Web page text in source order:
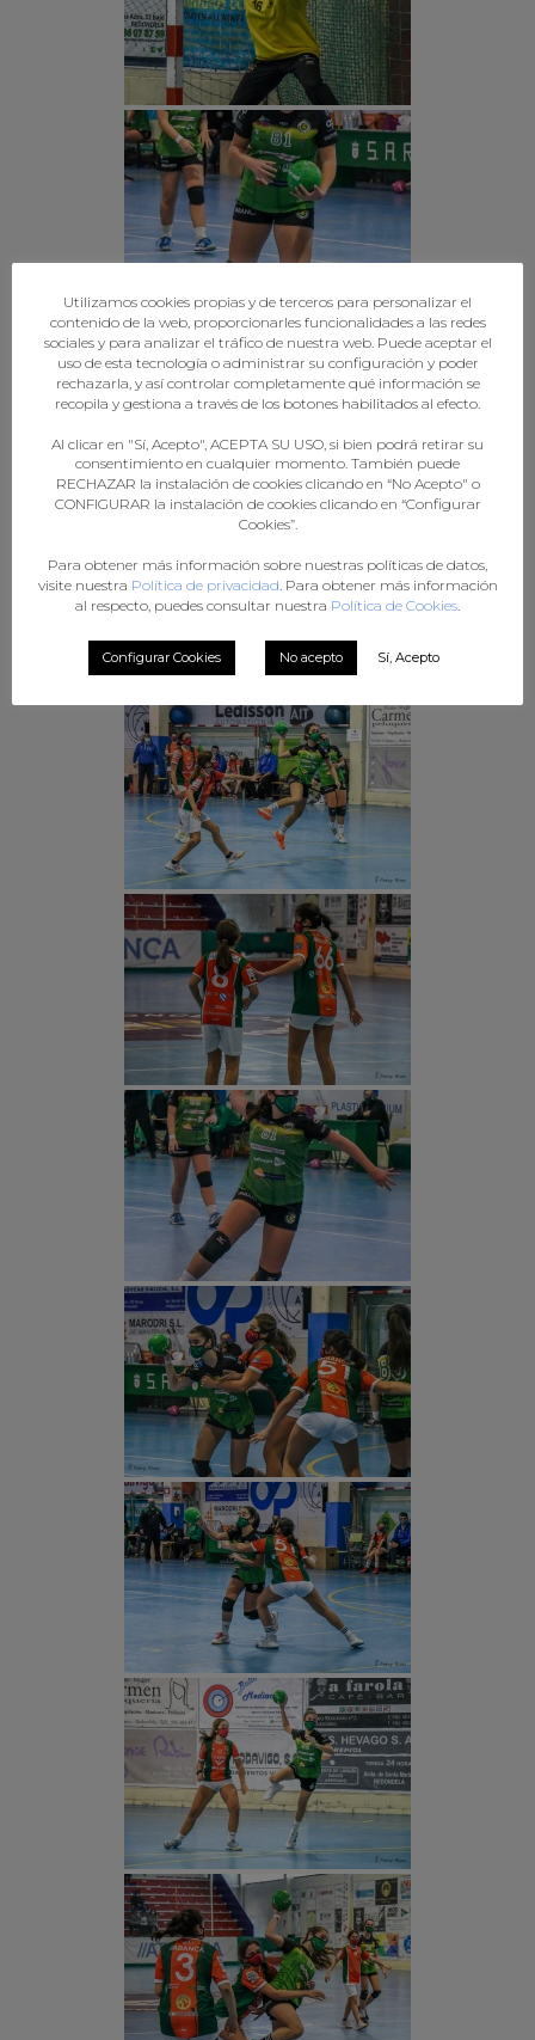
Utilizamos cookies propias y de terceros para personalizar el
contenido de la web, proporcionarles funcionalidades a las redes
sociales y para analizar el tráfico de nuestra web. Puede aceptar el
uso de esta tecnología o administrar su configuración y poder
rechazarla, y así controlar completamente qué información se
recopila y gestiona a través de los botones habilitados al efecto.
Al clicar en "Sí, Acepto", ACEPTA SU USO, si bien podrá retirar su
consentimiento en cualquier momento. También puede
RECHAZAR la instalación de cookies clicando en “No Acepto" o
CONFIGURAR la instalación de cookies clicando en “Configurar
Cookies”.
Para obtener más información sobre nuestras políticas de datos,
visite nuestra Política de privacidad . Para obtener más información
al respecto, puedes consultar nuestra Política de Cookies
Configurar Cookies No acepto Sí, Acepto